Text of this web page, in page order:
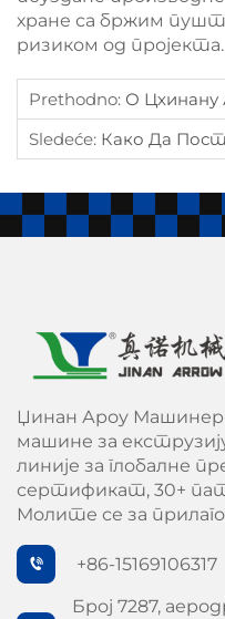
хране са бржим
ризиком од пројекта.
Prethodno: О
Sledeće: Како Да
Џинан Ароу
машине за
линије за глобалне
сертификат, 30+
Молите се за
+86-15169106317
Број 7287,